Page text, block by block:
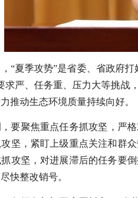
“夏季攻势”是省委、省政府
求严、任务重、压力大等挑战
推动生态环境质量持续向好。
要聚焦重点任务抓攻坚，严
坚，紧盯上级重点关注和群
攻坚，对进展滞后的任务要
快整改销号。